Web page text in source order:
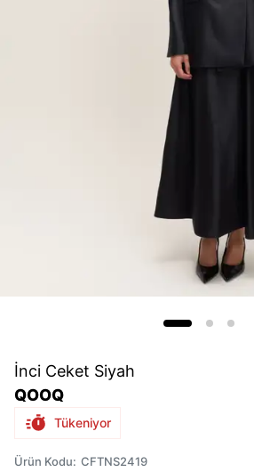
İnci Ceket Siyah
QOOQ
Tükeniyor
Ürün Kodu: CFTNS2419